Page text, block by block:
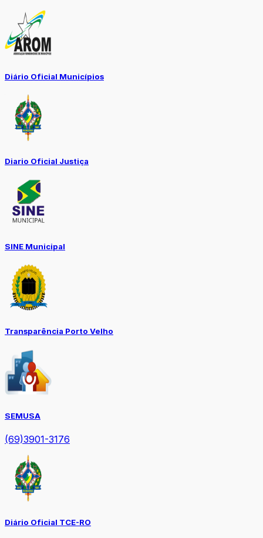
Diário Oficial Municípios
Diario Oficial Justiça
SINE Municipal
Transparência Porto Velho
SEMUSA
(69)3901-3176
Diário Oficial TCE-RO